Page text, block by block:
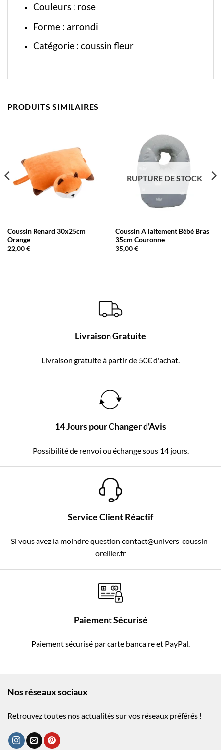
Couleurs : rose
Forme : arrondi
Catégorie : coussin fleur
PRODUITS SIMILAIRES
Coussin Renard 30x25cm
Orange
22,00€
RUPTURE DE STOCK
Coussin Allaitement Bébé Bras
35cm Couronne
35,00€
Livraison Gratuite
Livraison gratuite à partir de 50€ d'achat.
14 Jours pour Changer d'Avis
Possibilité de renvoi ou échange sous 14 jours.
Service Client Réactif
Si vous avez la moindre question contact@univers-coussin-
oreiller.fr
Paiement Sécurisé
Paiement sécurisé par carte bancaire et PayPal.
Nos réseaux sociaux
Retrouvez toutes nos actualités sur vos réseaux préférés !